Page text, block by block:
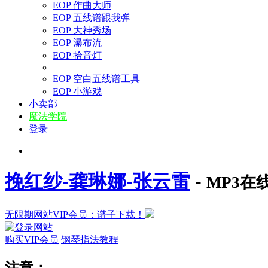
EOP 作曲大师
EOP 五线谱跟我弹
EOP 大神秀场
EOP 瀑布流
EOP 拾音灯
EOP 空白五线谱工具
EOP 小游戏
小卖部
魔法学院
登录
挽红纱-龚琳娜-张云雷 - MP3在
无限期网站VIP会员：谱子下载！
购买VIP会员 钢琴指法教程